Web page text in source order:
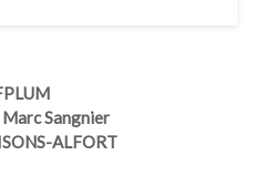
Sangnier
ALFORT